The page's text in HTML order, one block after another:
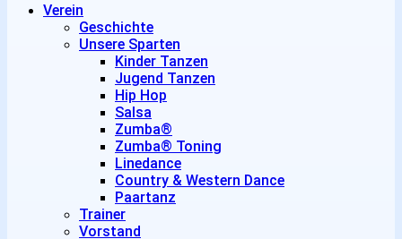
Verein
Geschichte
Unsere Sparten
Kinder Tanzen
Jugend Tanzen
Hip Hop
Salsa
Zumba®
Zumba® Toning
Linedance
Country & Western Dance
Paartanz
Trainer
Vorstand